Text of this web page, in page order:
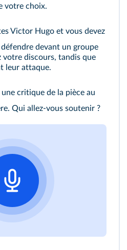
votre choix.
Victor Hugo et vous devez
devant un groupe
votre discours, tandis que
leur attaque.
une critique de la pièce au
Qui allez‑vous soutenir ?